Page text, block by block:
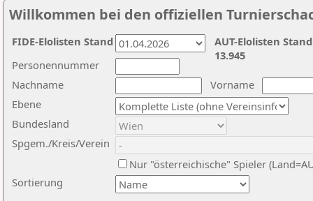
Willkommen bei den offiziellen
Nachname
Vorname
Ebene
Sortierung
Personennummer
Bundesland
Spgem./Kreis/Verein
Nur "österreichische" Spieler
AUT-Elolisten
13.945
FIDE-Elolisten Stand